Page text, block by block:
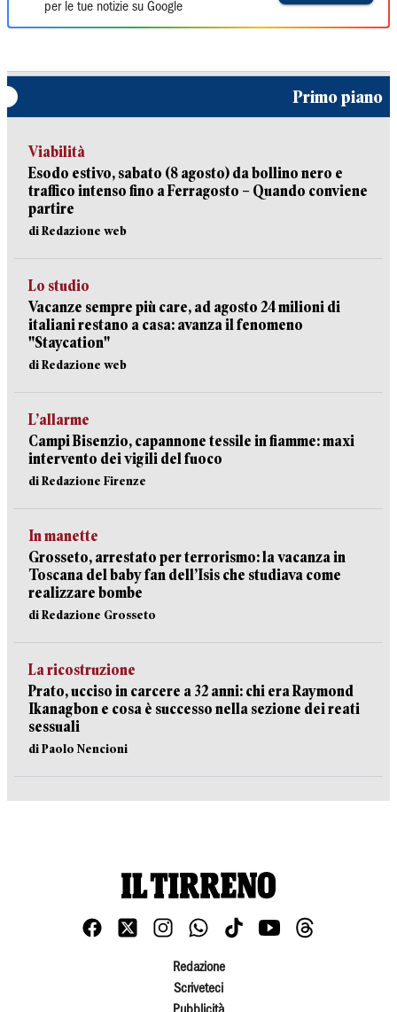
per le tue notizie su Google
Primo piano
Viabilità
Esodo estivo, sabato (8 agosto) da bollino nero e
traffico intenso fino a Ferragosto – Quando conviene
partire
di Redazione web
Lo studio
Vacanze sempre più care, ad agosto 24 milioni di
italiani restano a casa: avanza il fenomeno
"Staycation"
di Redazione web
L’allarme
Campi Bisenzio, capannone tessile in fiamme: maxi
intervento dei vigili del fuoco
di Redazione Firenze
In manette
Grosseto, arrestato per terrorismo: la vacanza in
Toscana del baby fan dell’Isis che studiava come
realizzare bombe
di Redazione Grosseto
La ricostruzione
Prato, ucciso in carcere a 32 anni: chi era Raymond
Ikanagbon e cosa è successo nella sezione dei reati
sessuali
di Paolo Nencioni
Redazione
Scriveteci